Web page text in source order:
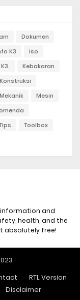
Dokumen
K3
iso
Kebakaran
Konstruksi
Mekanik
Mesin
Toolbox
information and
health, and the
absolutely free!
RTL Version
Disclaimer